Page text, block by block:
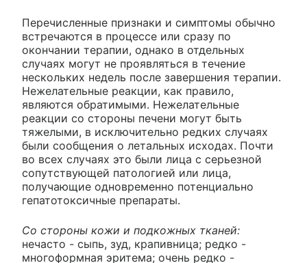
Перечисленные признаки и симптомы обычно
встречаются в процессе или сразу по
окончании терапии, однако в отдельных
случаях могут не проявляться в течение
нескольких недель после завершения терапии.
Нежелательные реакции, как правило,
являются обратимыми. Нежелательные
реакции со стороны печени могут быть
тяжелыми, в исключительно редких случаях
были сообщения о летальных исходах. Почти
во всех случаях это были лица с серьезной
сопутствующей патологией или лица,
получающие одновременно потенциально
гепатотоксичные препараты.
Со стороны кожи и подкожных тканей:
нечасто - сыпь, зуд, крапивница; редко -
многоформная эритема; очень редко -